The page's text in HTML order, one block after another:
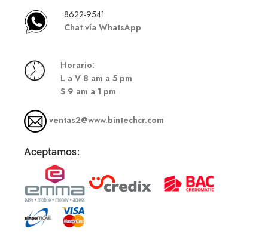
8622-9541
Chat vía WhatsApp
Horario:
L a V 8 am a 5 pm
S 9 am a 1 pm
ventas2@www.bintechcr.com
Aceptamos: